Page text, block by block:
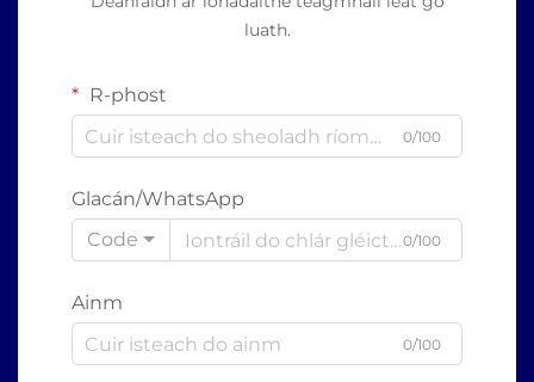
luath.
R-phost
0/100
Glacán/WhatsApp
Code
0/100
Ainm
0/100